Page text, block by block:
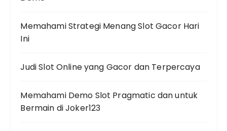
Memahami Strategi Menang Slot Gacor Hari
Ini
Judi Slot Online yang Gacor dan Terpercaya
Memahami Demo Slot Pragmatic dan untuk
Bermain di Joker123